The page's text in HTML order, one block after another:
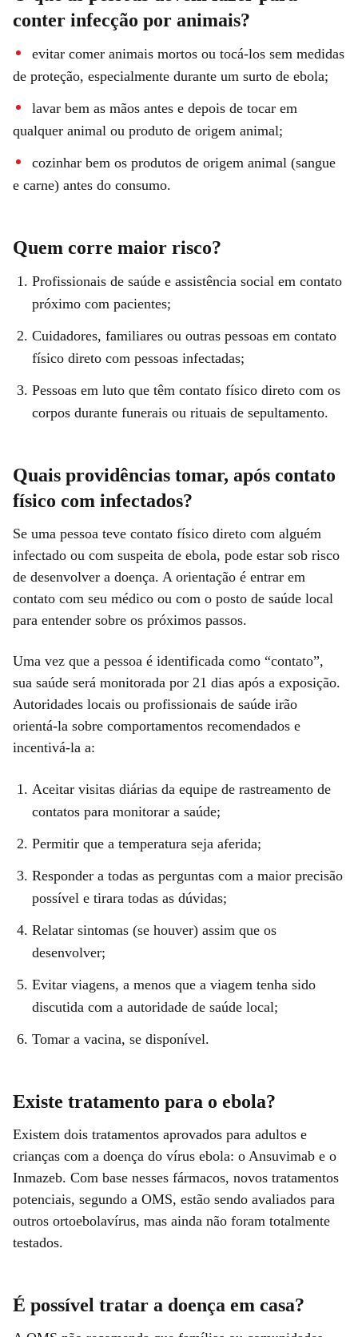
conter infecção por animais?
evitar comer animais mortos ou tocá-los sem medidas
de proteção, especialmente durante um surto de ebola;
lavar bem as mãos antes e depois de tocar em
qualquer animal ou produto de origem animal;
cozinhar bem os produtos de origem animal (sangue
e carne) antes do consumo.
Quem corre maior risco?
Profissionais de saúde e assistência social em contato
próximo com pacientes;
Cuidadores, familiares ou outras pessoas em contato
físico direto com pessoas infectadas;
Pessoas em luto que têm contato físico direto com os
corpos durante funerais ou rituais de sepultamento.
Quais providências tomar, após contato
físico com infectados?
Se uma pessoa teve contato físico direto com alguém
infectado ou com suspeita de ebola, pode estar sob risco
de desenvolver a doença. A orientação é entrar em
contato com seu médico ou com o posto de saúde local
para entender sobre os próximos passos.
Uma vez que a pessoa é identificada como “contato”,
sua saúde será monitorada por 21 dias após a exposição.
Autoridades locais ou profissionais de saúde irão
orientá-la sobre comportamentos recomendados e
incentivá-la a:
Aceitar visitas diárias da equipe de rastreamento de
contatos para monitorar a saúde;
Permitir que a temperatura seja aferida;
Responder a todas as perguntas com a maior precisão
possível e tirara todas as dúvidas;
Relatar sintomas (se houver) assim que os
desenvolver;
Evitar viagens, a menos que a viagem tenha sido
discutida com a autoridade de saúde local;
Tomar a vacina, se disponível.
Existe tratamento para o ebola?
Existem dois tratamentos aprovados para adultos e
crianças com a doença do vírus ebola: o Ansuvimab e o
Inmazeb. Com base nesses fármacos, novos tratamentos
potenciais, segundo a OMS, estão sendo avaliados para
outros ortoebolavírus, mas ainda não foram totalmente
testados.
É possível tratar a doença em casa?